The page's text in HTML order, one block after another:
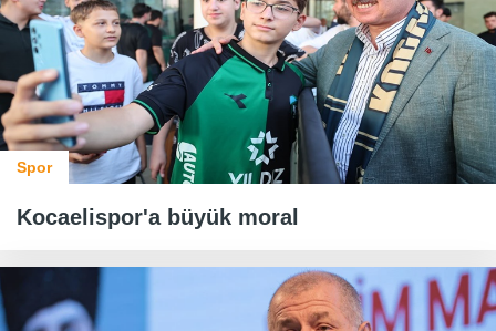
Spor
Kocaelispor'a büyük moral